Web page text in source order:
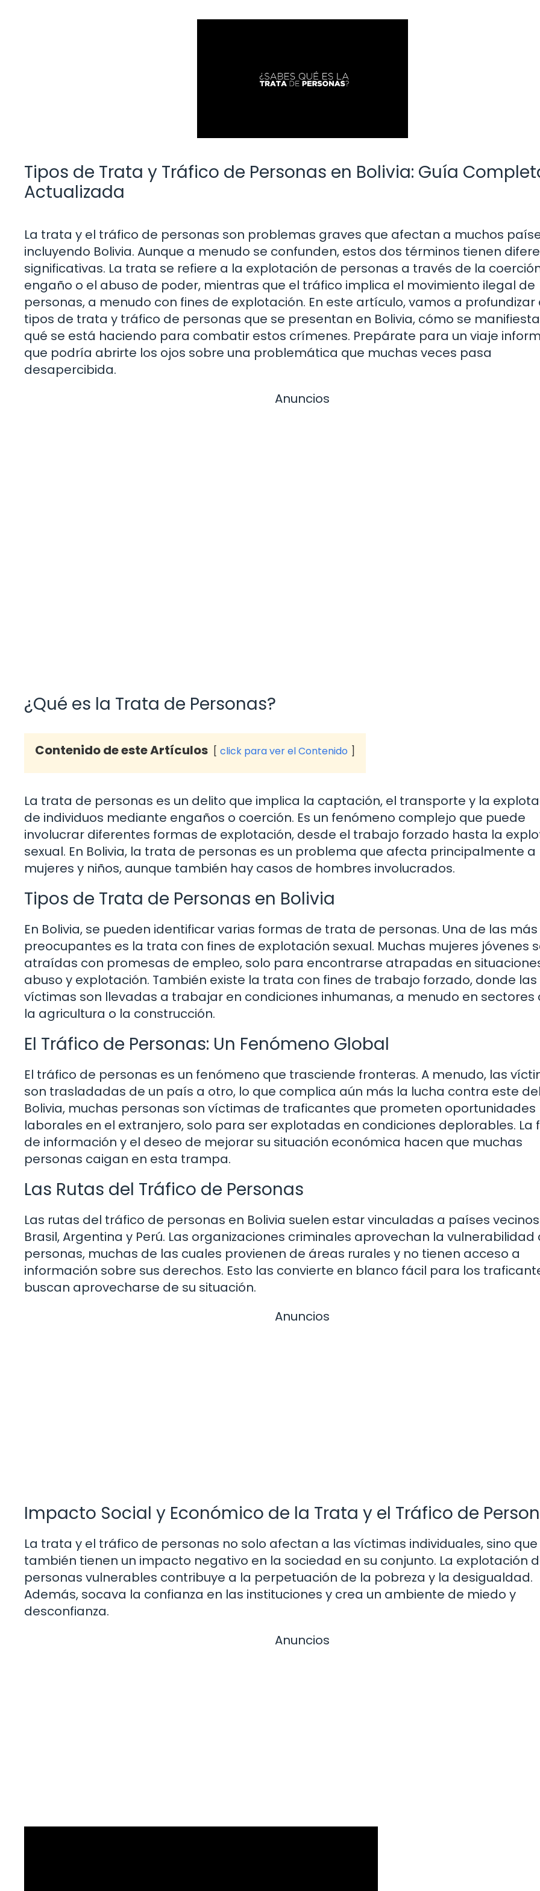
Tipos de Trata y Tráfico de Personas en Bolivia: Guía
Actualizada
La trata y el tráfico de personas son problemas graves que afectan a muchos
incluyendo Bolivia. Aunque a menudo se confunden, estos dos términos tienen
significativas. La trata se refiere a la explotación de personas a través de la
engaño o el abuso de poder, mientras que el tráfico implica el movimiento ilegal de
personas, a menudo con fines de explotación. En este artículo, vamos a profundizar
tipos de trata y tráfico de personas que se presentan en Bolivia, cómo se
qué se está haciendo para combatir estos crímenes. Prepárate para un viaje
que podría abrirte los ojos sobre una problemática que muchas veces pasa
desapercibida.
Anuncios
¿Qué es la Trata de Personas?
Contenido de este Artículos click para ver el Contenido
La trata de personas es un delito que implica la captación, el transporte y la
de individuos mediante engaños o coerción. Es un fenómeno complejo que puede
involucrar diferentes formas de explotación, desde el trabajo forzado hasta la
sexual. En Bolivia, la trata de personas es un problema que afecta principalmente a
mujeres y niños, aunque también hay casos de hombres involucrados.
Tipos de Trata de Personas en Bolivia
En Bolivia, se pueden identificar varias formas de trata de personas. Una de las más
preocupantes es la trata con fines de explotación sexual. Muchas mujeres jóvenes
atraídas con promesas de empleo, solo para encontrarse atrapadas en
abuso y explotación. También existe la trata con fines de trabajo forzado, donde las
víctimas son llevadas a trabajar en condiciones inhumanas, a menudo en sectores
la agricultura o la construcción.
El Tráfico de Personas: Un Fenómeno Global
El tráfico de personas es un fenómeno que trasciende fronteras. A menudo, las
son trasladadas de un país a otro, lo que complica aún más la lucha contra este
Bolivia, muchas personas son víctimas de traficantes que prometen oportunidades
laborales en el extranjero, solo para ser explotadas en condiciones deplorables. La
de información y el deseo de mejorar su situación económica hacen que muchas
personas caigan en esta trampa.
Las Rutas del Tráfico de Personas
Las rutas del tráfico de personas en Bolivia suelen estar vinculadas a países
Brasil, Argentina y Perú. Las organizaciones criminales aprovechan la vulnerabilidad
personas, muchas de las cuales provienen de áreas rurales y no tienen acceso a
información sobre sus derechos. Esto las convierte en blanco fácil para los
buscan aprovecharse de su situación.
Anuncios
Impacto Social y Económico de la Trata y el Tráfico de
La trata y el tráfico de personas no solo afectan a las víctimas individuales, sino que
también tienen un impacto negativo en la sociedad en su conjunto. La explotación
personas vulnerables contribuye a la perpetuación de la pobreza y la desigualdad.
Además, socava la confianza en las instituciones y crea un ambiente de miedo y
desconfianza.
Anuncios